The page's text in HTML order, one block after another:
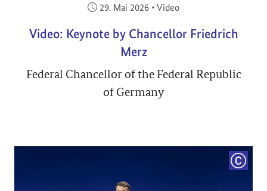
Veröffentlicht am:
29. Mai 2026 • Video
Video: Keynote by Chancellor Friedrich
Merz
Federal Chancellor of the Federal Republic
of Germany